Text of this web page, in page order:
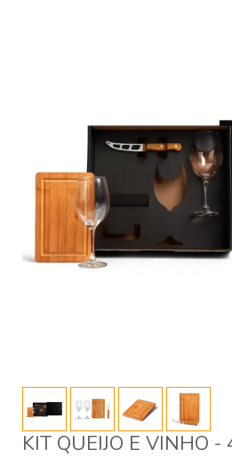
KIT QUEIJO E VINHO -